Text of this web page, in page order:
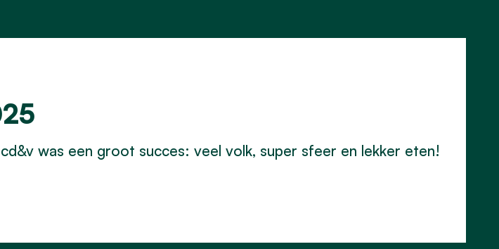
was een groot succes: veel volk, super sfeer en lekker eten!